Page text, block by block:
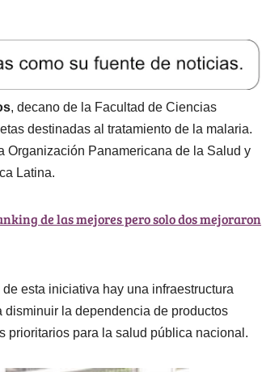
, decano de la Facultad de Ciencias
destinadas al tratamiento de la malaria.
Organización Panamericana de la Salud y
Latina.
de las mejores pero solo dos mejoraron
de esta iniciativa hay una infraestructura
la dependencia de productos
prioritarios para la salud pública nacional.